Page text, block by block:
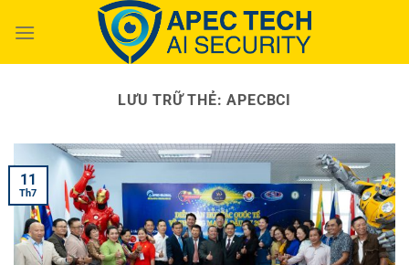
đến
LƯU TRỮ THẺ:APECBCI
11
Th7